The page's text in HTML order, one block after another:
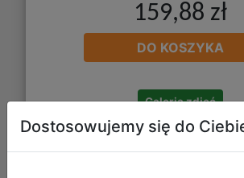
159,88 zł
DO KOSZYKA
Galeria zdjęć
Dostosowujemy się do